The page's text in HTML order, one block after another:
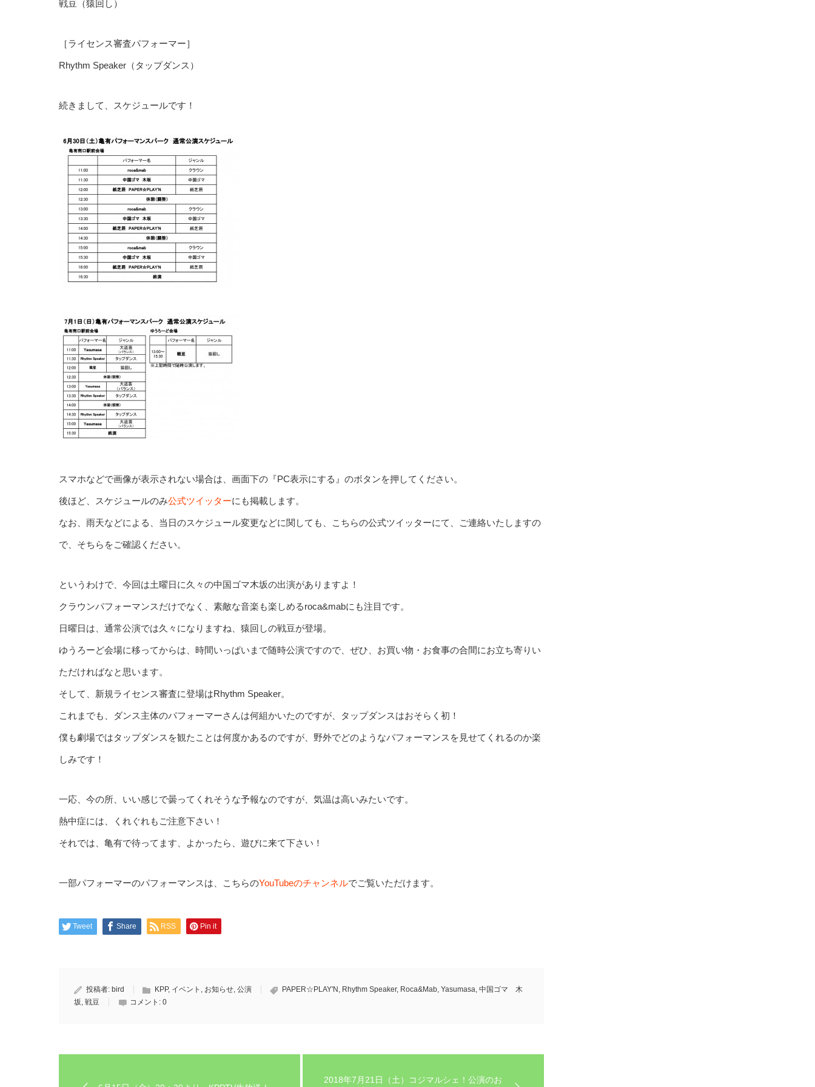
戦豆（猿回し）
［ライセンス審査パフォーマー］
Rhythm Speaker（タップダンス）
続きまして、スケジュールです！
スマホなどで画像が表示されない場合は、画面下の『PC表示にする』のボタンを押してください。
後ほど、スケジュールのみ公式ツイッターにも掲載します。
なお、雨天などによる、当日のスケジュール変更などに関しても、こちらの公式ツイッターにて、ご連絡いたしますの
で、そちらをご確認ください。
というわけで、今回は土曜日に久々の中国ゴマ木坂の出演がありますよ！
クラウンパフォーマンスだけでなく、素敵な音楽も楽しめるroca&mabにも注目です。
日曜日は、通常公演では久々になりますね、猿回しの戦豆が登場。
ゆうろーど会場に移ってからは、時間いっぱいまで随時公演ですので、ぜひ、お買い物・お食事の合間にお立ち寄りい
ただければなと思います。
そして、新規ライセンス審査に登場はRhythm Speaker。
これまでも、ダンス主体のパフォーマーさんは何組かいたのですが、タップダンスはおそらく初！
僕も劇場ではタップダンスを観たことは何度かあるのですが、野外でどのようなパフォーマンスを見せてくれるのか楽
しみです！
一応、今の所、いい感じで曇ってくれそうな予報なのですが、気温は高いみたいです。
熱中症には、くれぐれもご注意下さい！
それでは、亀有で待ってます、よかったら、遊びに来て下さい！
一部パフォーマーのパフォーマンスは、こちらのYouTubeのチャンネルでご覧いただけます。
Tweet Share RSS Pin it
投稿者: bird KPP, イベント , お知らせ, 公演 PAPER☆PLAY'N , Rhythm Speaker, Roca&Mab, Yasumasa, 中国ゴマ 木
坂, 戦豆 コメント: 0
2018年7月21日（土）コジマルシェ！公演のお